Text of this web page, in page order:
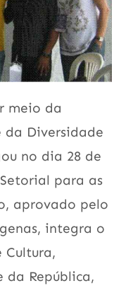
meio da
Diversidade
no dia 28 de
para as
aprovado pelo
integra o
Cultura,
da República,